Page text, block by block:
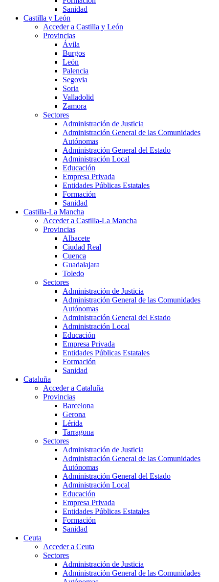
Sanidad
Castilla y León
Acceder a Castilla y León
Provincias
Ávila
Burgos
León
Palencia
Segovia
Soria
Valladolid
Zamora
Sectores
Administración de Justicia
Administración General de las Comunidades
Autónomas
Administración General del Estado
Administración Local
Educación
Empresa Privada
Entidades Públicas Estatales
Formación
Sanidad
Castilla-La Mancha
Acceder a Castilla-La Mancha
Provincias
Albacete
Ciudad Real
Cuenca
Guadalajara
Toledo
Sectores
Administración de Justicia
Administración General de las Comunidades
Autónomas
Administración General del Estado
Administración Local
Educación
Empresa Privada
Entidades Públicas Estatales
Formación
Sanidad
Cataluña
Acceder a Cataluña
Provincias
Barcelona
Gerona
Lérida
Tarragona
Sectores
Administración de Justicia
Administración General de las Comunidades
Autónomas
Administración General del Estado
Administración Local
Educación
Empresa Privada
Entidades Públicas Estatales
Formación
Sanidad
Ceuta
Acceder a Ceuta
Sectores
Administración de Justicia
Administración General de las Comunidades